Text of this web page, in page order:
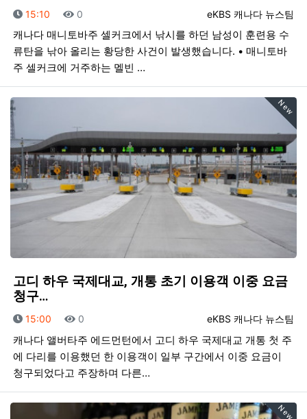
등록자
eKBS 캐나다 뉴스팀
등록일
15:10 조회
0
캐나다 매니토바주 셀커크에서 낚시를 하던 남성이 훈련용 수
류탄을 낚아 올리는 황당한 사건이 발생했습니다. • 매니토바
주 셀커크에 거주하는 멜빈 …
New
고디 하우 국제대교, 개통 초기 이용객 이중 요금
청구…
등록자
eKBS 캐나다 뉴스팀
등록일
15:00 조회
0
캐나다 앨버타주 에드먼턴에서 고디 하우 국제대교 개통 첫 주
에 다리를 이용했던 한 이용객이 일부 구간에서 이중 요금이
청구되었다고 주장하며 다른…
New